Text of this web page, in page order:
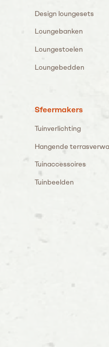
Design loungesets
Loungebanken
Loungestoelen
Loungebedden
Sfeermakers
Tuinverlichting
Hangende
Tuinaccessoires
Tuinbeelden